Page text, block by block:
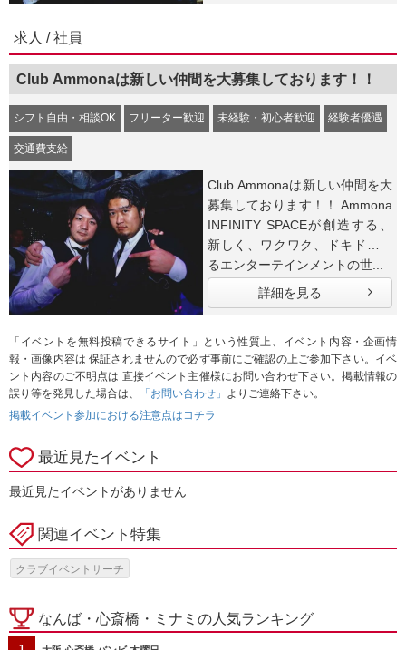
求人 / 社員
Club Ammonaは新しい仲間を大募集しております！！
シフト自由・相談OK フリーター歓迎 未経験・初心者歓迎 経験者優遇
交通費支給
Club Ammonaは新しい仲間を大
募集しております！！ Ammona
INFINITY SPACEが創造する、
新しく、ワクワク、ドキドキす
るエンターテインメントの世...
詳細を見る
「イベントを無料投稿できるサイト」という性質上、イベント内容・企画情
報・画像内容は 保証されませんので必ず事前にご確認の上ご参加下さい。イベ
ント内容のご不明点は 直接イベント主催様にお問い合わせ下さい。掲載情報の
誤り等を発見した場合は、
「お問い合わせ」 よりご連絡下さい。
掲載イベント参加における注意点はコチラ
最近見たイベント
最近見たイベントがありません
関連イベント特集
クラブイベントサーチ
なんば・心斎橋・ミナミの人気ランキング